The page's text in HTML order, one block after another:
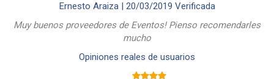
Ernesto Araiza | 20/03/2019 Verificada
Muy buenos proveedores de Eventos! Pienso recomendarles
mucho
Opiniones reales de usuarios